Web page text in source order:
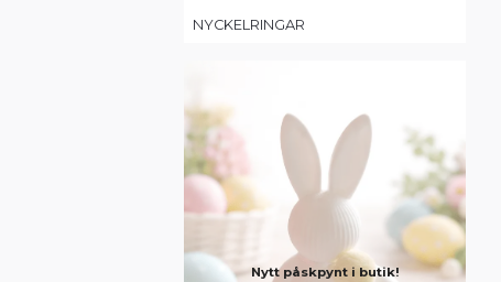
NYCKELRINGAR
Nytt påskpynt i butik!